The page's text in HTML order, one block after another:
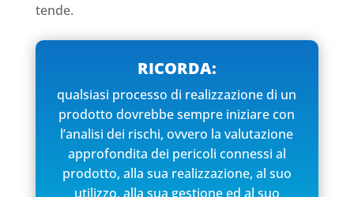
tende.
RICORDA:
qualsiasi processo di realizzazione di un
prodotto dovrebbe sempre iniziare con
l’analisi dei rischi, ovvero la valutazione
approfondita dei pericoli connessi al
prodotto, alla sua realizzazione, al suo
utilizzo, alla sua gestione ed al suo